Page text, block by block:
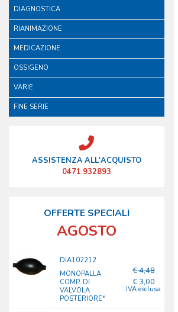
DIAGNOSTICA
RIANIMAZIONE
MEDICAZIONE
OSSIGENO
VARIE
FINE SERIE
ASSISTENZA ALL'ACQUISTO
0471 932893
OFFERTE SPECIALI
AGOSTO
DIA102212
MONOPALLA
COMP. DI
VALVOLA
POSTERIORE*
€ 4,48
€ 3,00
IVA esclusa